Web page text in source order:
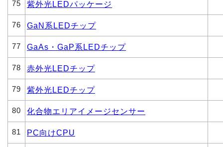
75 紫外光LEDパッケージ
76 GaN系LEDチップ
77 GaAs・GaP系LEDチップ
78 赤外光LEDチップ
79 紫外光LEDチップ
80 化合物エリアイメージセンサー
81 PC向けCPU